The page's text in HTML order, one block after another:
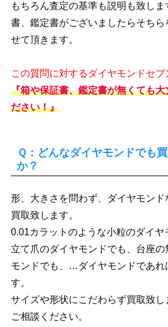
もちろん査定の基準も説明も致し
書、鑑定書がございましたらそちら
せて頂きます。
この質問に対するダイヤモンドセ
『箱や保証書、鑑定書が無くても
ださい！』
Ｑ：どんなダイヤモンドでも
か？
形、大きさを問わず、ダイヤモンド
買取致します。
0.01カラットのような小粒のダイヤ
立て爪のダイヤモンドでも、台座
モンドでも、…ダイヤモンドであれ
す。
サイズや形状にこだわらず買取致
ご相談ください。